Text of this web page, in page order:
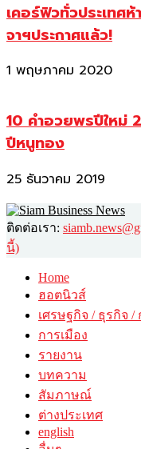
เคอร์ฟิวทั่วประเทศ
จาฯประกาศแล้ว!
1 พฤษภาคม 2020
10 คำอวยพรปีใหม่
ปีหนูทอง
25 ธันวาคม 2019
ติดต่อเรา:
นี้)
Home
ฮอตนิวส์
เศรษฐกิจ / ธุรกิจ /
การเมือง
รายงาน
บทความ
สัมภาษณ์
ต่างประเทศ
english